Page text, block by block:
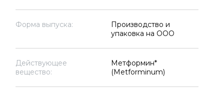
Форма выпуска:
Производство и
упаковка на ООО
Действующее
вещество:
Метформин*
(Metforminum)